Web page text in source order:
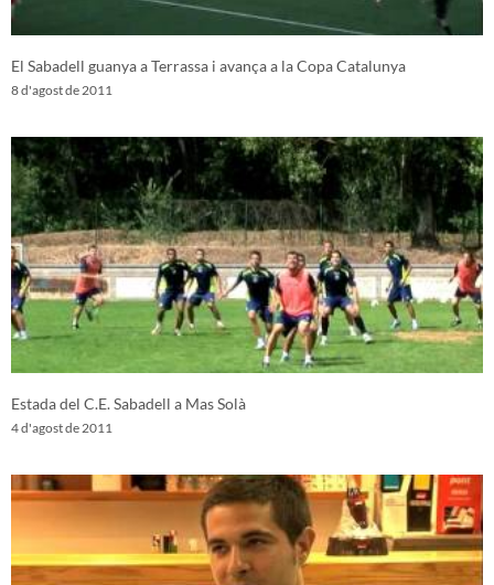
El Sabadell guanya a Terrassa i avança a la Copa Catalunya
8 d'agost de 2011
Estada del C.E. Sabadell a Mas Solà
4 d'agost de 2011